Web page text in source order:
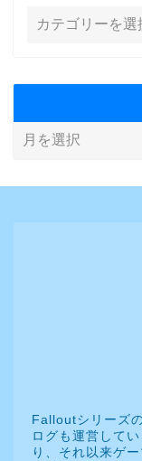
Falloutシリーズ
ログも運営して
り、それ以来ゲ